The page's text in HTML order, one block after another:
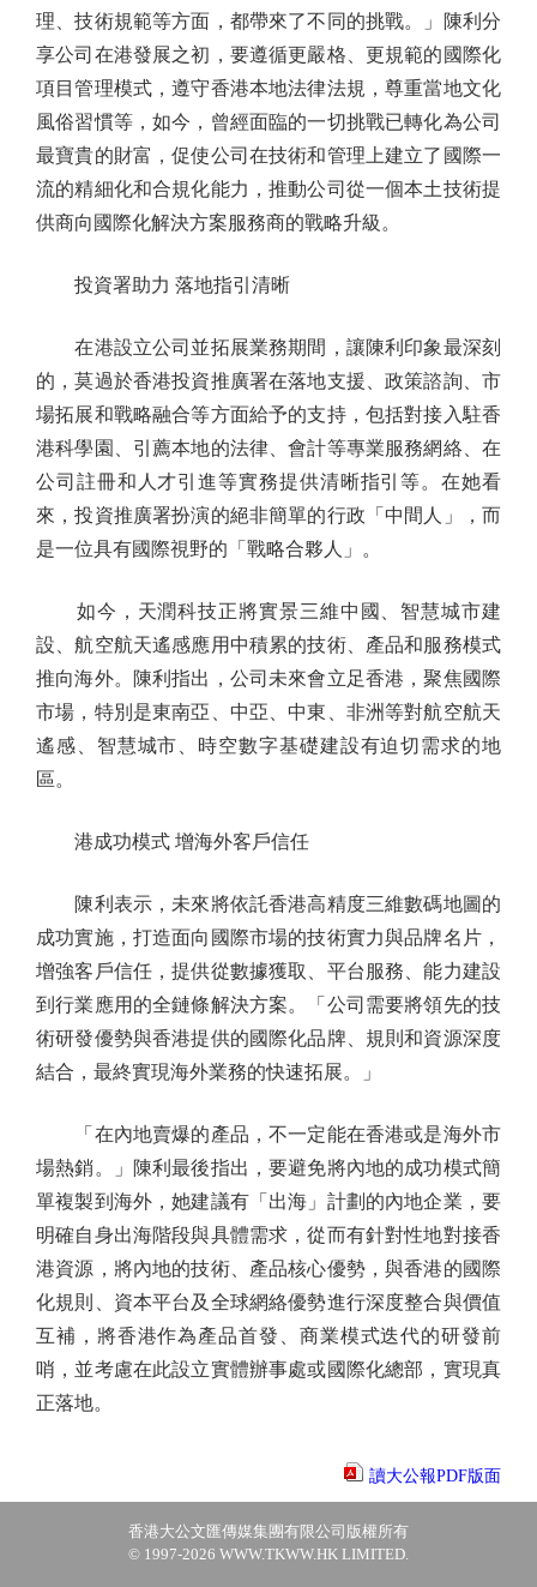
理、技術規範等方面，都帶來了不同的挑戰。」陳利分
享公司在港發展之初，要遵循更嚴格、更規範的國際化
項目管理模式，遵守香港本地法律法規，尊重當地文化
風俗習慣等，如今，曾經面臨的一切挑戰已轉化為公司
最寶貴的財富，促使公司在技術和管理上建立了國際一
流的精細化和合規化能力，推動公司從一個本土技術提
供商向國際化解決方案服務商的戰略升級。
投資署助力 落地指引清晰
在港設立公司並拓展業務期間，讓陳利印象最深刻
的，莫過於香港投資推廣署在落地支援、政策諮詢、市
場拓展和戰略融合等方面給予的支持，包括對接入駐香
港科學園、引薦本地的法律、會計等專業服務網絡、在
公司註冊和人才引進等實務提供清晰指引等。在她看
來，投資推廣署扮演的絕非簡單的行政「中間人」，而
是一位具有國際視野的「戰略合夥人」。
如今，天潤科技正將實景三維中國、智慧城市建
設、航空航天遙感應用中積累的技術、產品和服務模式
推向海外。陳利指出，公司未來會立足香港，聚焦國際
市場，特別是東南亞、中亞、中東、非洲等對航空航天
遙感、智慧城市、時空數字基礎建設有迫切需求的地
區。
港成功模式 增海外客戶信任
陳利表示，未來將依託香港高精度三維數碼地圖的
成功實施，打造面向國際市場的技術實力與品牌名片，
增強客戶信任，提供從數據獲取、平台服務、能力建設
到行業應用的全鏈條解決方案。「公司需要將領先的技
術研發優勢與香港提供的國際化品牌、規則和資源深度
結合，最終實現海外業務的快速拓展。」
「在內地賣爆的產品，不一定能在香港或是海外市
場熱銷。」陳利最後指出，要避免將內地的成功模式簡
單複製到海外，她建議有「出海」計劃的內地企業，要
明確自身出海階段與具體需求，從而有針對性地對接香
港資源，將內地的技術、產品核心優勢，與香港的國際
化規則、資本平台及全球網絡優勢進行深度整合與價值
互補，將香港作為產品首發、商業模式迭代的研發前
哨，並考慮在此設立實體辦事處或國際化總部，實現真
正落地。
讀大公報PDF版面
香港大公文匯傳媒集團有限公司版權所有
© 1997-2026 WWW.TKWW.HK LIMITED.